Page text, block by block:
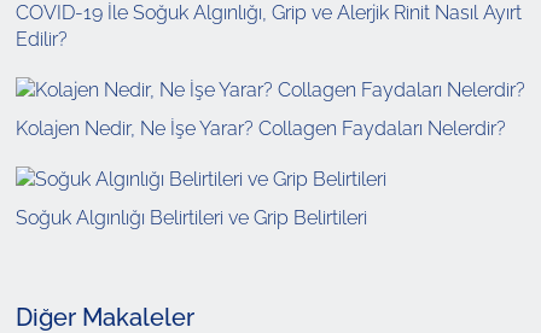
COVID-19 İle Soğuk Algınlığı, Grip ve Alerjik Rinit Nasıl Ayırt
Edilir?
Kolajen Nedir, Ne İşe Yarar? Collagen Faydaları Nelerdir?
Soğuk Algınlığı Belirtileri ve Grip Belirtileri
Diğer Makaleler